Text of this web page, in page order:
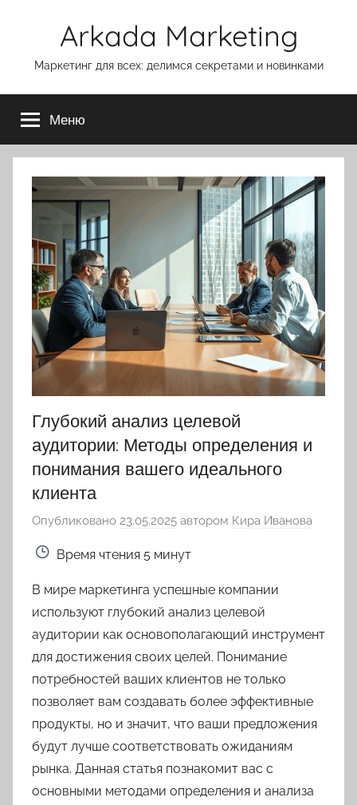
Arkada Marketing
Маркетинг для всех: делимся секретами и новинками
Меню
Глубокий анализ целевой
аудитории: Методы определения и
понимания вашего идеального
клиента
Опубликовано 23.05.2025 автором Кира Иванова
Время чтения 5 минут
В мире маркетинга успешные компании
используют глубокий анализ целевой
аудитории как основополагающий инструмент
для достижения своих целей. Понимание
потребностей ваших клиентов не только
позволяет вам создавать более эффективные
продукты, но и значит, что ваши предложения
будут лучше соответствовать ожиданиям
рынка. Данная статья познакомит вас с
основными методами определения и анализа